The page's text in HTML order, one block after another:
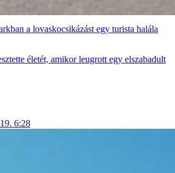
a lovaskocsikázást egy turista halála
életét, amikor leugrott egy elszabadult
6:28